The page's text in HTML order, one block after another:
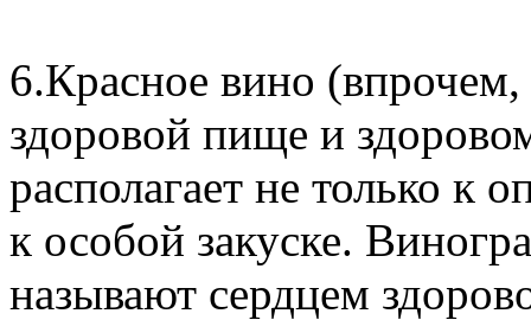
6.Красное вино (впрочем,
здоровой пище и
располагает не только к
к особой закуске.
называют сердцем